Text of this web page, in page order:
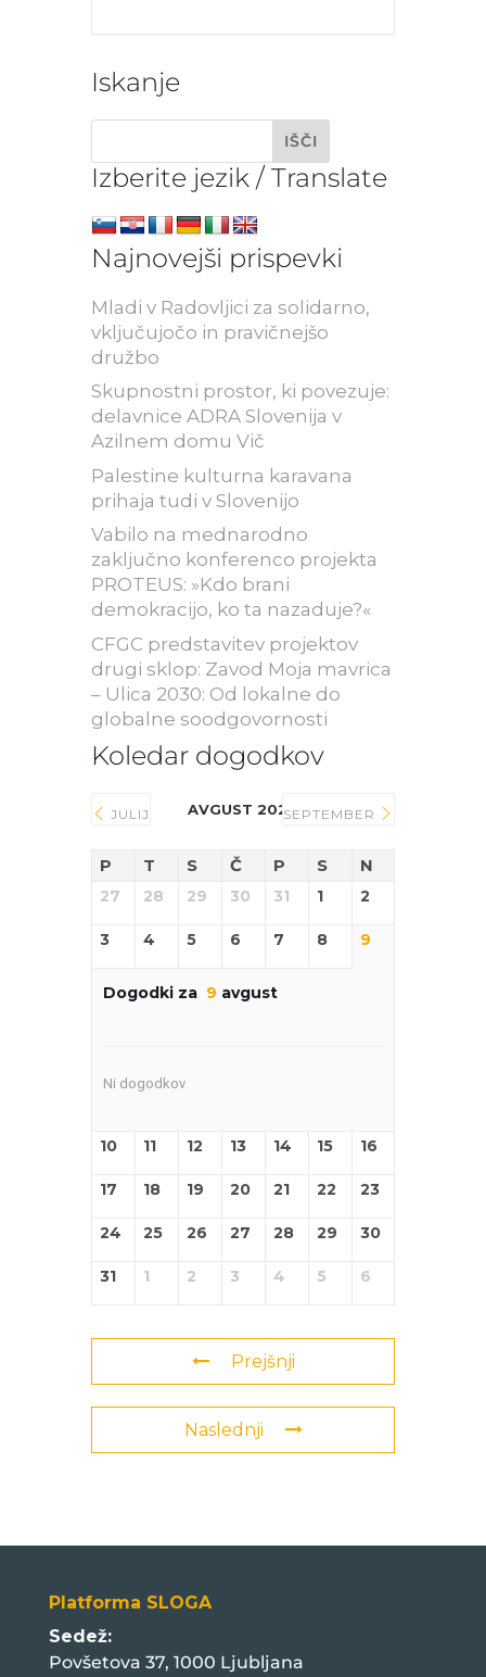
Iskanje
Izberite jezik / Translate
Najnovejši prispevki
Mladi v Radovljici za solidarno,
vključujočo in pravičnejšo
družbo
Skupnostni prostor, ki povezuje:
delavnice ADRA Slovenija v
Azilnem domu Vič
Palestine kulturna karavana
prihaja tudi v Slovenijo
Vabilo na mednarodno
zaključno konferenco projekta
PROTEUS: »Kdo brani
demokracijo, ko ta nazaduje?«
CFGC predstavitev projektov
drugi sklop: Zavod Moja mavrica
– Ulica 2030: Od lokalne do
globalne soodgovornosti
Koledar dogodkov
JULIJ AVGUST 2026SEPTEMBER
P T S Č P S N
27 28 29 30 31 1 2
3 4 5 6 7 8 9
Dogodki za 9 avgust
Ni dogodkov
10 11 12 13 14 15 16
17 18 19 20 21 22 23
24 25 26 27 28 29 30
31 1 2 3 4 5 6
Prejšnji
Naslednji
Platforma SLOGA
Sedež:
Povšetova 37, 1000 Ljubljana